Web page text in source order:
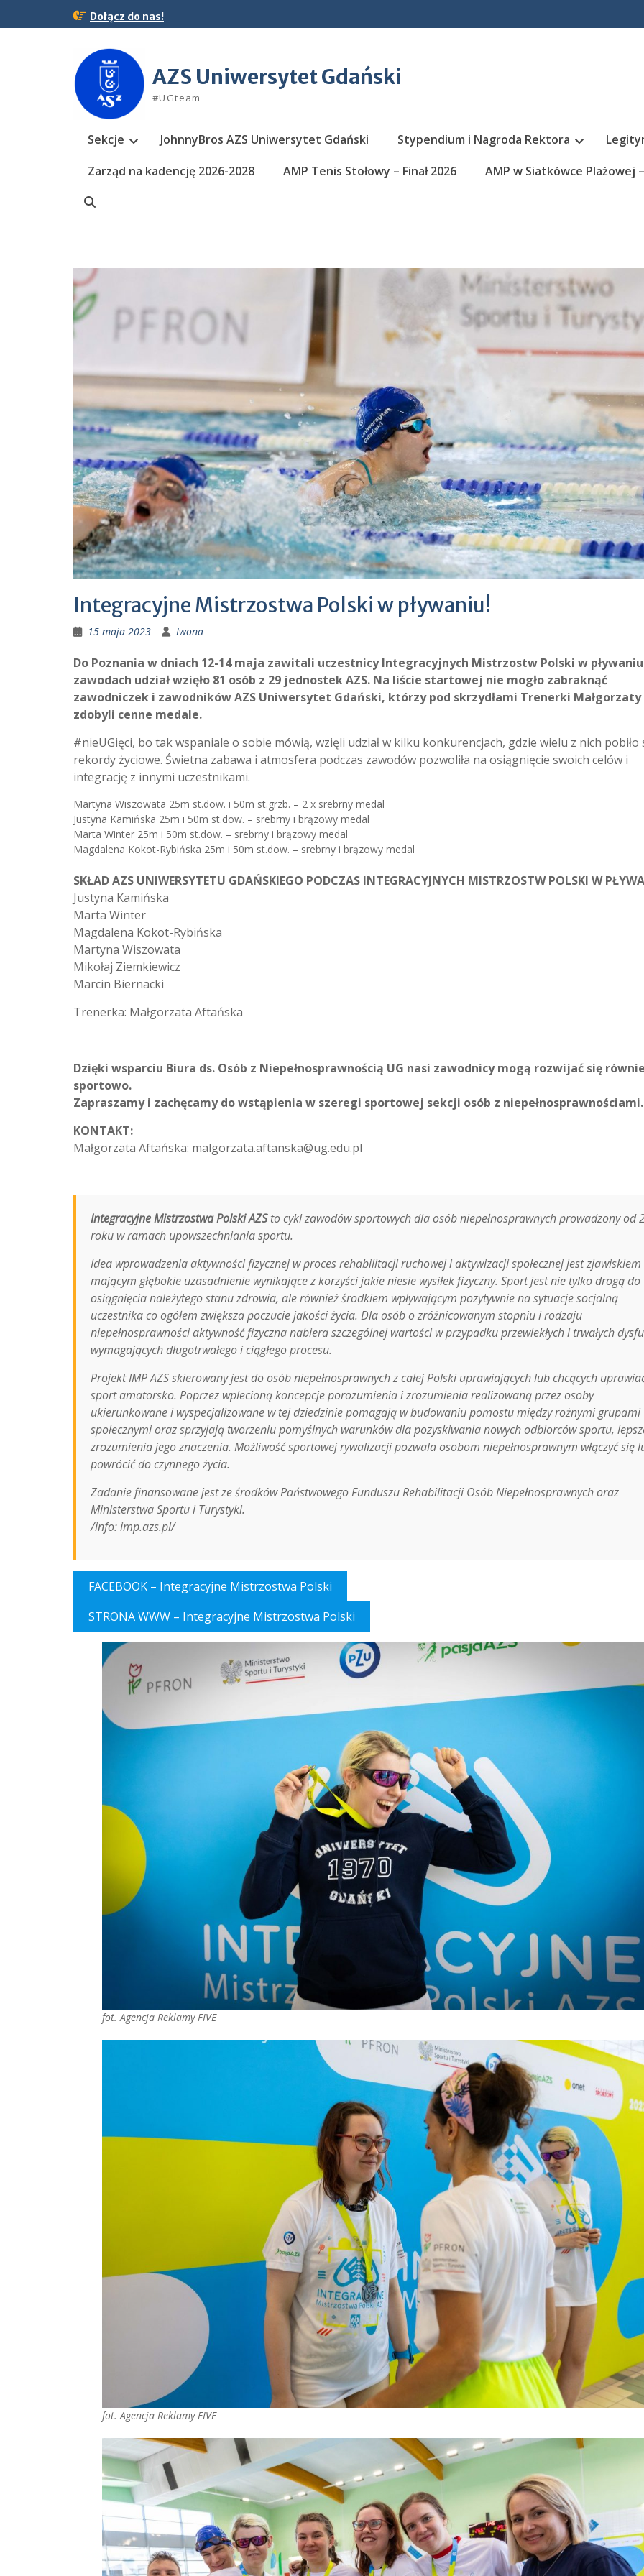
Dołącz do nas!
AZS Uniwersytet Gdański
#UGteam
Sekcje JohnnyBros AZS Uniwersytet Gdański Stypendium i Nagroda Rektora
Zarząd na kadencję 2026-2028
AMP Tenis Stołowy – Finał 2026 AMP w Siatkówce Plażowej –
Integracyjne Mistrzostwa Polski w pływaniu!
15 maja 2023 Iwona
Do Poznania w dniach 12-14 maja zawitali uczestnicy Integracyjnych Mistrzostw Polski w
zawodach udział wzięło 81 osób z 29 jednostek AZS. Na liście startowej nie mogło zabraknąć
zawodniczek i zawodników AZS Uniwersytet Gdański, którzy pod skrzydłami Trenerki Małgorzaty
zdobyli cenne medale.
#nieUGięci, bo tak wspaniale o sobie mówią, wzięli udział w kilku konkurencjach, gdzie wielu z nich pobiło
rekordy życiowe. Świetna zabawa i atmosfera podczas zawodów pozwoliła na osiągnięcie swoich celów i
integrację z innymi uczestnikami.
Martyna Wiszowata 25m st.dow. i 50m st.grzb. – 2 x srebrny medal
Justyna Kamińska 25m i 50m st.dow. – srebrny i brązowy medal
Marta Winter 25m i 50m st.dow. – srebrny i brązowy medal
Magdalena Kokot-Rybińska 25m i 50m st.dow. – srebrny i brązowy medal
SKŁAD AZS UNIWERSYTETU GDAŃSKIEGO PODCZAS INTEGRACYJNYCH MISTRZOSTW POLSKI W
Justyna Kamińska
Marta Winter
Magdalena Kokot-Rybińska
Martyna Wiszowata
Mikołaj Ziemkiewicz
Marcin Biernacki
Trenerka: Małgorzata Aftańska
Dzięki wsparciu Biura ds. Osób z Niepełnosprawnością UG nasi zawodnicy mogą rozwijać się
sportowo.
Zapraszamy i zachęcamy do wstąpienia w szeregi sportowej sekcji osób z niepełnosprawnościami.
KONTAKT:
Małgorzata Aftańska: malgorzata.aftanska@ug.edu.pl
Integracyjne Mistrzostwa Polski AZSto cykl zawodów sportowych dla osób niepełnosprawnych prowadzony od
roku w ramach upowszechniania sportu.
Idea wprowadzenia aktywności fizycznej w proces rehabilitacji ruchowej i aktywizacji społecznej jest zjawiskiem
mającym głębokie uzasadnienie wynikające z korzyści jakie niesie wysiłek fizyczny. Sport jest nie tylko drogą do
osiągnięcia należytego stanu zdrowia, ale również środkiem wpływającym pozytywnie na sytuacje socjalną
uczestnika co ogółem zwiększa poczucie jakości życia. Dla osób o zróżnicowanym stopniu i rodzaju
niepełnosprawności aktywność fizyczna nabiera szczególnej wartości w przypadku przewlekłych i trwałych
wymagających długotrwałego i ciągłego procesu.
Projekt IMP AZS skierowany jest do osób niepełnosprawnych z całej Polski uprawiających lub chcących
sport amatorsko. Poprzez wplecioną koncepcje porozumienia i zrozumienia realizowaną przez osoby
ukierunkowane i wyspecjalizowane w tej dziedzinie pomagają w budowaniu pomostu między rożnymi grupami
społecznymi oraz sprzyjają tworzeniu pomyślnych warunków dla pozyskiwania nowych odbiorców sportu,
zrozumienia jego znaczenia. Możliwość sportowej rywalizacji pozwala osobom niepełnosprawnym włączyć się
powrócić do czynnego życia.
Zadanie finansowane jest ze środków Państwowego Funduszu Rehabilitacji Osób Niepełnosprawnych oraz
Ministerstwa Sportu i Turystyki.
/info: imp.azs.pl/
FACEBOOK – Integracyjne Mistrzostwa Polski
STRONA WWW – Integracyjne Mistrzostwa Polski
fot. Agencja Reklamy FIVE
fot. Agencja Reklamy FIVE